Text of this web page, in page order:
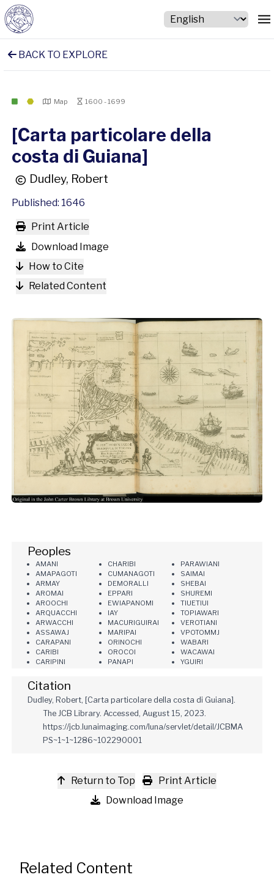
BACK TO EXPLORE
Map 1600 - 1699
[Carta particolare della
costa di Guiana]
Dudley, Robert
Published: 1646
Print Article
Download Image
How to Cite
Related Content
Peoples
AMANI
AMAPAGOTI
ARMAY
AROMAI
AROOCHI
ARQUACCHI
ARWACCHI
ASSAWAJ
CARAPANI
CARIBI
CARIPINI
CHARIBI
CUMANAGOTI
DEMORALLI
EPPARI
EWIAPANOMI
IAY
MACURIGUIRAI
MARIPAI
ORINOCHI
OROCOI
PANAPI
PARAWIANI
SAIMAI
SHEBAI
SHUREMI
TIUETIUI
TOPIAWARI
VEROTIANI
VPOTOMMJ
WABARI
WACAWAI
YGUIRI
Citation
Dudley, Robert, [Carta particolare della costa di Guiana].
The JCB Library. Accessed, August 15, 2023.
https://jcb.lunaimaging.com/luna/servlet/detail/JCBMA
PS~1~1~1286~102290001
Return to Top
Print Article
Download Image
Related Content